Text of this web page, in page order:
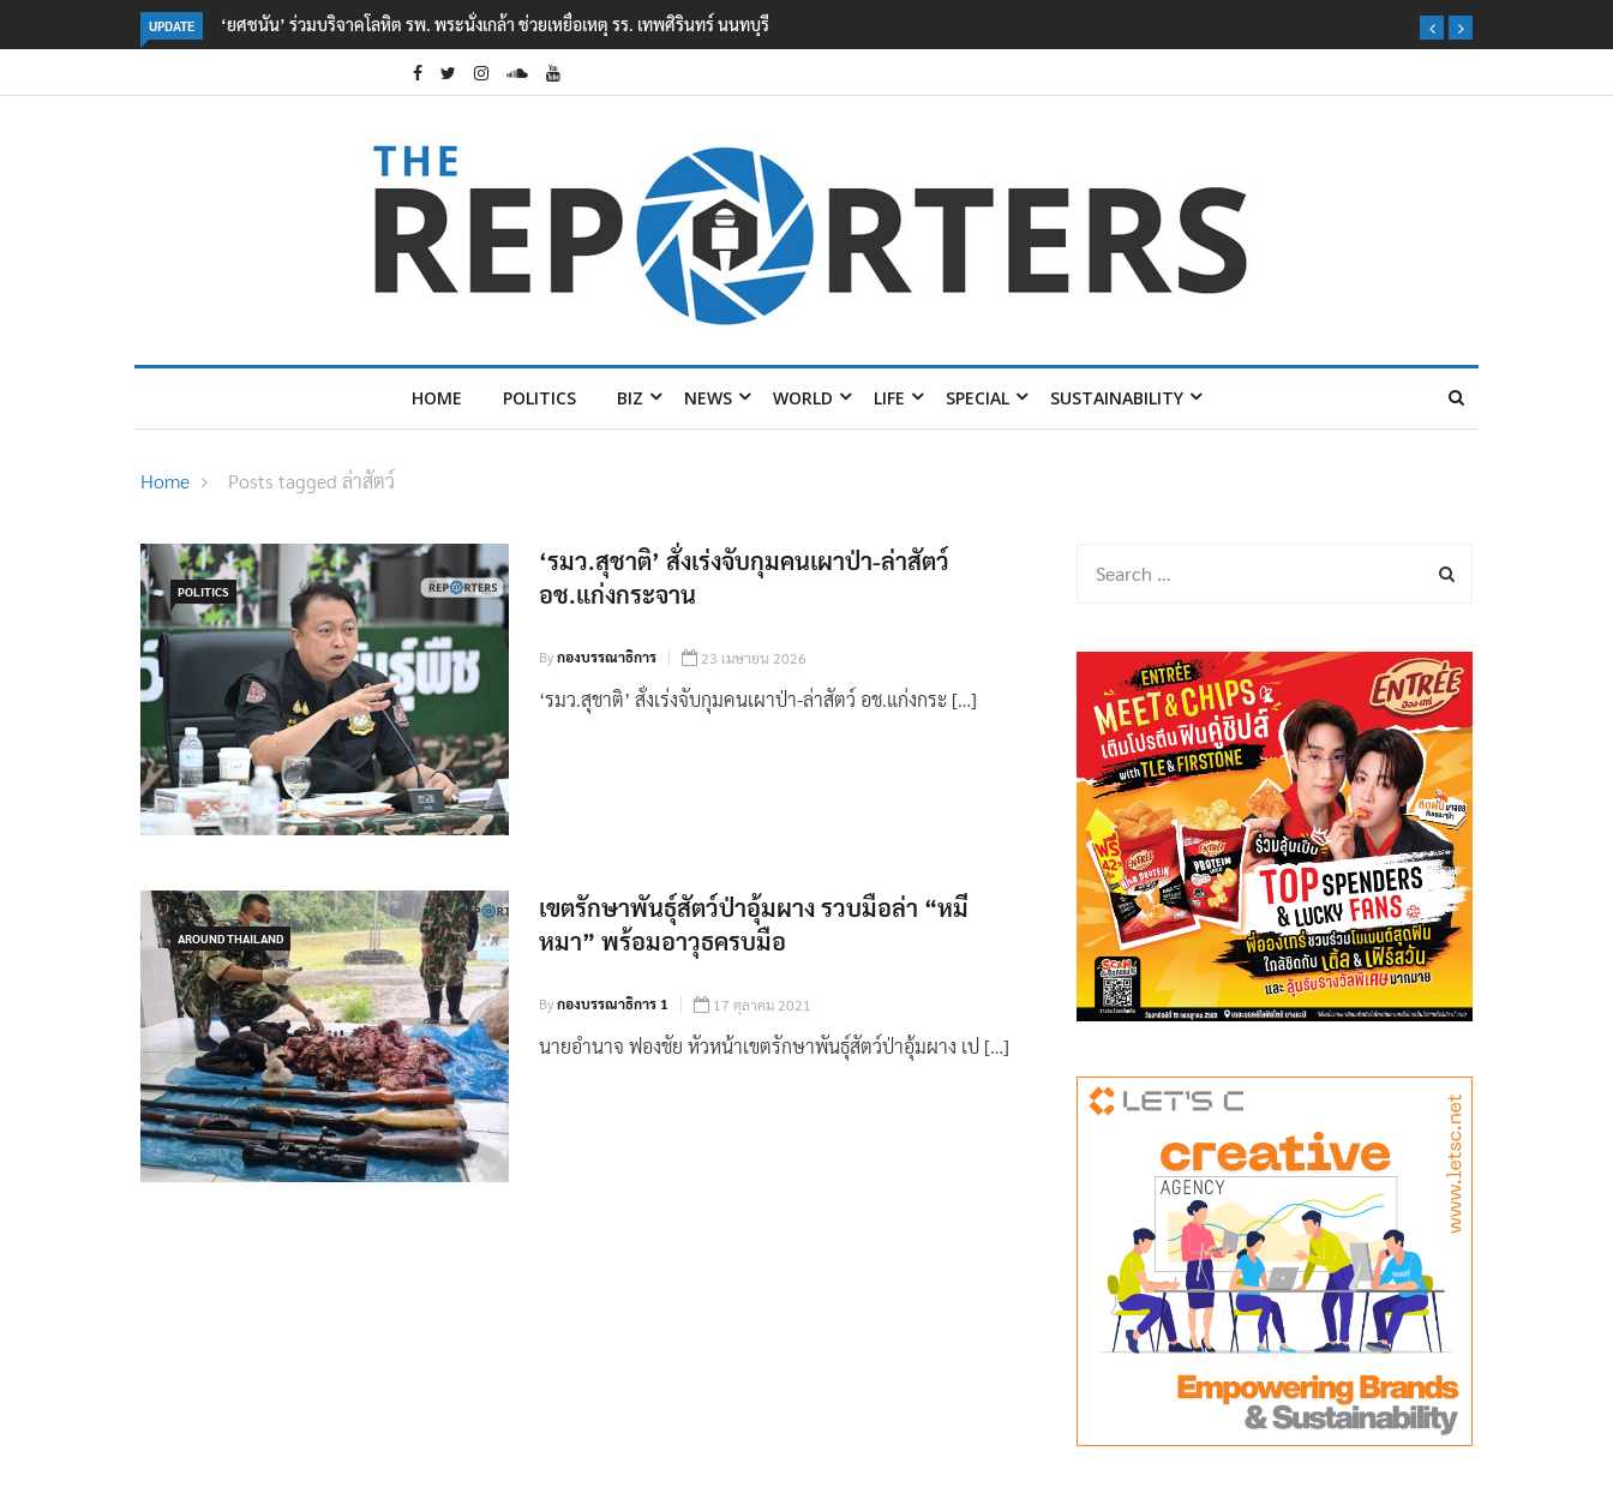
UPDATE
ล้า ช่วยเหยื่อเหตุ รร. เทพศิรินทร์ นนทบุรีตร. อยู่ระหว่างสอบสวนแรงจูงใจ เหตุยิงในโรงเรียนเทพศิรินทร์ นนทบุรี พบเด็กก่อ
เหตุเครียดเรื่องเรียน
HOME POLITICS BIZ NEWS WORLD LIFE SPECIAL SUSTAINABILITY
Home Posts tagged ล่าสัตว์
POLITICS
‘รมว.สุชาติ’ สั่งเร่งจับกุมคนเผาป่า-ล่าสัตว์
อช.แก่งกระจาน
Byกองบรรณาธิการ 23 เมษายน 2026
‘รมว.สุชาติ’ สั่งเร่งจับกุมคนเผาป่า-ล่าสัตว์ อช.แก่งกระ […]
AROUND THAILAND
เขตรักษาพันธุ์สัตว์ป่าอุ้มผาง รวบมือล่า “หมี
หมา” พร้อมอาวุธครบมือ
Byกองบรรณาธิการ 1 17 ตุลาคม 2021
นายอำนาจ ฟองชัย หัวหน้าเขตรักษาพันธุ์สัตว์ป่าอุ้มผาง เป […]